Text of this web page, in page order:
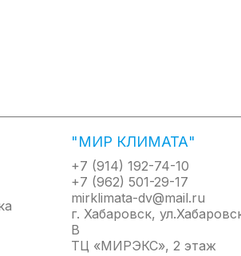
все пластиковые элементы
плесени и грибка.Испаритель
теряют способность к метаболизму
"МИР КЛИМАТА"
+7 (914) 192-74-10
+7 (962) 501-29-17
mirklimata-dv@mail.ru
г. Хабаровск,
В
ТЦ «МИРЭКС», 2 этаж